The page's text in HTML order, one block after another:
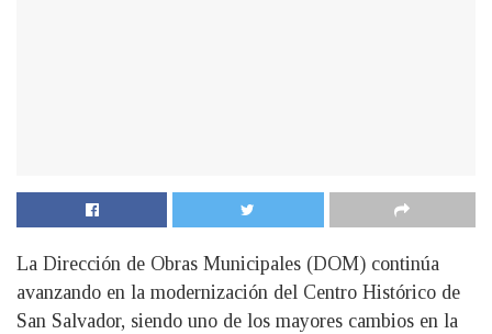
La Dirección de Obras Municipales (DOM) continúa
avanzando en la modernización del Centro Histórico de
San Salvador, siendo uno de los mayores cambios en la